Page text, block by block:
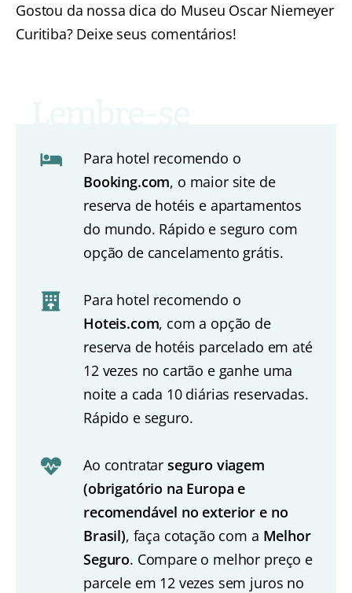
Gostou da nossa dica do Museu Oscar Niemeyer
Curitiba? Deixe seus comentários!
Para hotel recomendo o
Booking.com, o maior site de
reserva de hotéis e apartamentos
do mundo. Rápido e seguro com
opção de cancelamento grátis.
Para hotel recomendo o
Hoteis.com, com a opção de
reserva de hotéis parcelado em até
12 vezes no cartão e ganhe uma
noite a cada 10 diárias reservadas.
Rápido e seguro.
Ao contratar seguro viagem
(obrigatório na Europa e
recomendável no exterior e no
Brasil), faça cotação com a Melhor
Seguro. Compare o melhor preço e
parcele em 12 vezes sem juros no